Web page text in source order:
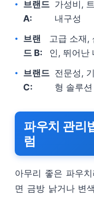
브랜드
A:
가성비,
내구성
브랜
드 B:
고급 소재,
인, 뛰어난
브랜드
C:
전문성,
형 솔루션
파우치 관리
럼
아무리 좋은 파우
면 금방 낡거나 변